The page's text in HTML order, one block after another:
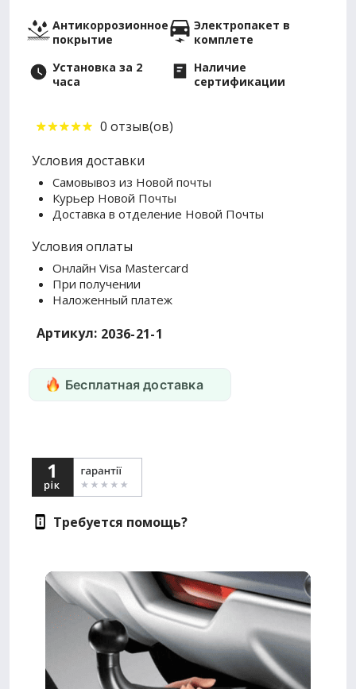
Антикоррозионное
покрытие
Электропакет в
комплете
Установка за 2
часа
Наличие
сертификации
0 отзыв(ов)
Условия доставки
Самовывоз из Новой почты
Курьер Новой Почты
Доставка в отделение Новой Почты
Условия оплаты
Онлайн Visa Mastercard
При получении
Наложенный платеж
Артикул: 2036-21-1
Бесплатная доставка
Требуется помощь?